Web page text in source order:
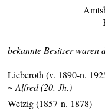
bekannte Besitzer waren
Lieberoth (v. 1890-n.
~ Alfred (20. Jh.)
Wetzig (1857-n. 1878)